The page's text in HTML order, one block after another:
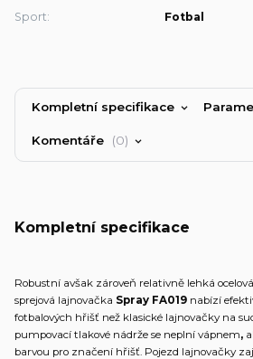
Sport: Fotbal
Kompletní specifikace
Komentáře 0
Kompletní specifikace
Robustní avšak zároveň relativně lehká ocelová
sprejová lajnovačka Spray FA019 nabízí
fotbalových hřišť než klasické lajnovačky na
pumpovací tlakové nádrže se neplní vápnem,
barvou pro značení hřišť. Pojezd lajnovačky